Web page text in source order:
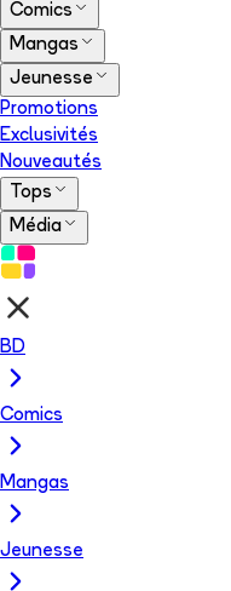
Comics
Mangas
Jeunesse
Promotions
Exclusivités
Nouveautés
Tops
Média
BD
Comics
Mangas
Jeunesse